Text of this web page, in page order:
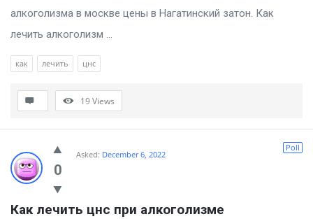
алкоголизма в москве цены в Нагатинский затон. Как
лечить алкоголизм ...
как лечить цнс
19Views
0
Poll
Asked: December 6, 2022
Как лечить цнс при алкоголизме